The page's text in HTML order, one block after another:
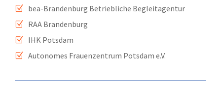
Z bea-Brandenburg Betriebliche Begleitagentur
Z RAA Brandenburg
Z IHK Potsdam
Z Autonomes Frauenzentrum Potsdam e.V.